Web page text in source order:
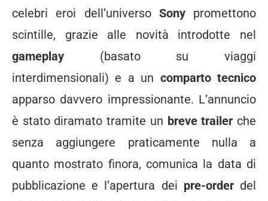
celebri eroi dell’universo Sonypromettono
scintille, grazie alle novità introdotte nel
gameplay (basato su viaggi
interdimensionali) e a un comparto tecnico
apparso davvero impressionante. L’annuncio
è stato diramato tramite un breve trailer che
senza aggiungere praticamente nulla a
quanto mostrato finora, comunica la data di
pubblicazione e l’apertura dei pre-orderdel